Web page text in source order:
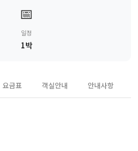
📅
일정
1박
요금표 객실안내 안내사항